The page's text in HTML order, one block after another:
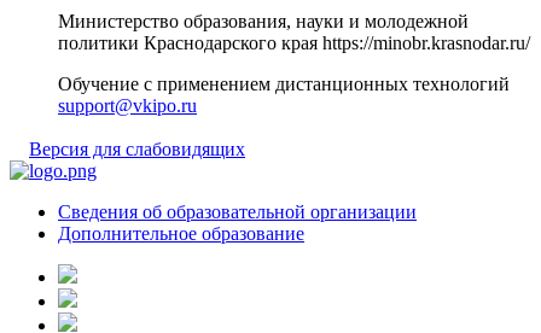
Министерство образования, науки и молодежной
политики Краснодарского края https://minobr.krasnodar.ru/
Обучение с применением дистанционных технологий
support@vkipo.ru
Версия для слабовидящих
Сведения об образовательной организации
Дополнительное образование